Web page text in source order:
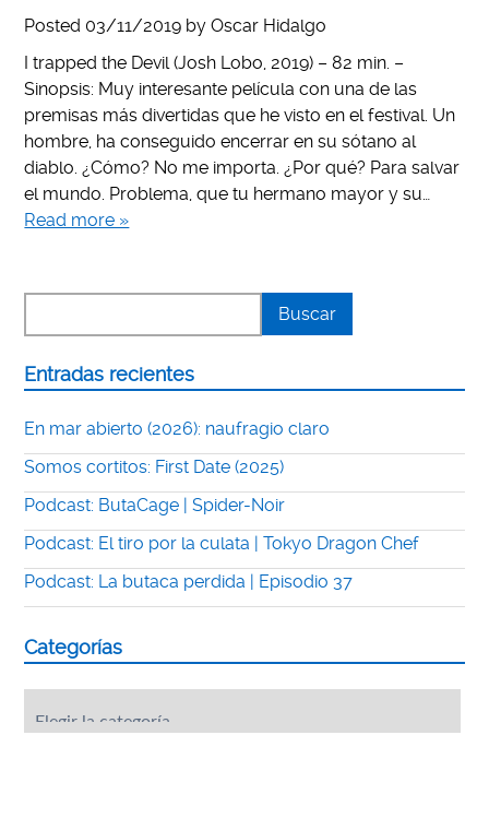
Posted 03/11/2019 byOscar Hidalgo
I trapped the Devil (Josh Lobo, 2019) – 82 min. –
Sinopsis: Muy interesante película con una de las
premisas más divertidas que he visto en el festival. Un
hombre, ha conseguido encerrar en su sótano al
diablo. ¿Cómo? No me importa. ¿Por qué? Para salvar
el mundo. Problema, que tu hermano mayor y su…
Read more »
Entradas recientes
En mar abierto (2026): naufragio claro
Somos cortitos: First Date (2025)
Podcast: ButaCage | Spider-Noir
Podcast: El tiro por la culata | Tokyo Dragon Chef
Podcast: La butaca perdida | Episodio 37
Categorías